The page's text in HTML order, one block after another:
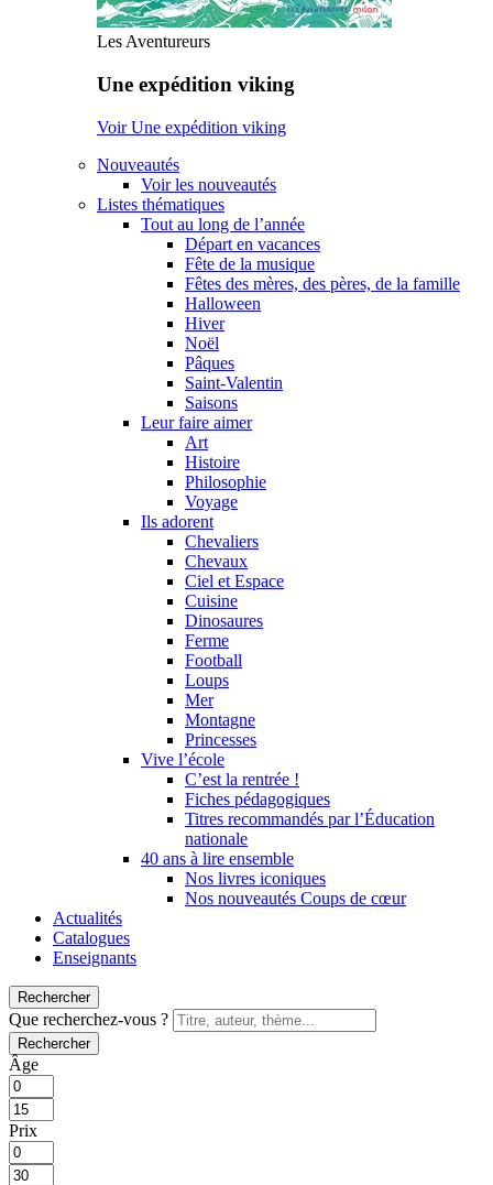
Les Aventureurs
Une expédition viking
Voir Une expédition viking
Nouveautés
Voir les nouveautés
Listes thématiques
Tout au long de l’année
Départ en vacances
Fête de la musique
Fêtes des mères, des pères, de la famille
Halloween
Hiver
Noël
Pâques
Saint-Valentin
Saisons
Leur faire aimer
Art
Histoire
Philosophie
Voyage
Ils adorent
Chevaliers
Chevaux
Ciel et Espace
Cuisine
Dinosaures
Ferme
Football
Loups
Mer
Montagne
Princesses
Vive l’école
C’est la rentrée !
Fiches pédagogiques
Titres recommandés par l’Éducation
nationale
40 ans à lire ensemble
Nos livres iconiques
Nos nouveautés Coups de cœur
Actualités
Catalogues
Enseignants
Rechercher
Que recherchez-vous ?
Rechercher
Âge
Prix